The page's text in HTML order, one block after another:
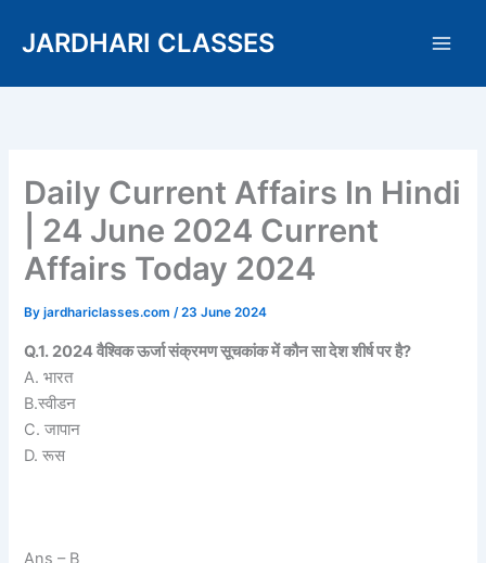
JARDHARI CLASSES
Daily Current Affairs In Hindi
| 24 June 2024 Current
Affairs Today 2024
Byjardhariclasses.com/23 June 2024
Q.1. 2024 वैश्विक ऊर्जा संक्रमण सूचकांक में कौन सा देश शीर्ष पर है?
A. भारत
B.स्वीडन
C. जापान
D. रूस
Ans – B